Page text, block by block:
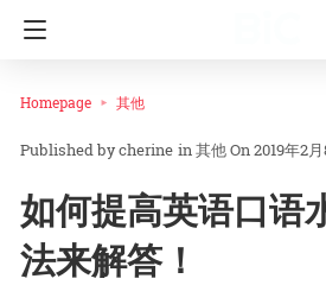
Homepage 其他
cherine in其他On 2019年2
如何提高英语口语
法来解答！